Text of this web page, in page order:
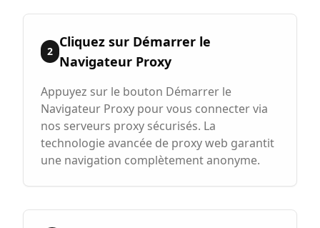
2
Cliquez sur Démarrer le
Navigateur Proxy
Appuyez sur le bouton Démarrer le
Navigateur Proxy pour vous connecter via
nos serveurs proxy sécurisés. La
technologie avancée de proxy web garantit
une navigation complètement anonyme.